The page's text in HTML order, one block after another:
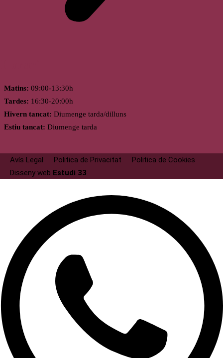
Matins: 09:00-13:30h
Tardes: 16:30-20:00h
Hivern tancat: Diumenge tarda/dilluns
Estiu tancat: Diumenge tarda
Avís Legal Politica de Privacitat
Politica de Cookies
Disseny web Estudi 33